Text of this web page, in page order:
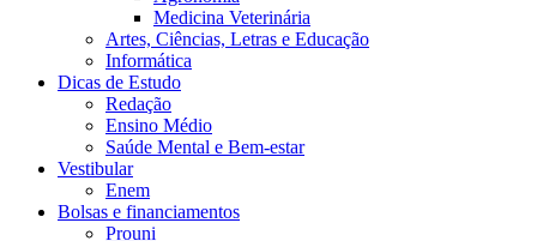
Medicina Veterinária
Artes, Ciências, Letras e Educação
Informática
Dicas de Estudo
Redação
Ensino Médio
Saúde Mental e Bem-estar
Vestibular
Enem
Bolsas e financiamentos
Prouni